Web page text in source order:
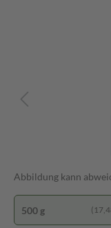
Abbildung kann
500 g